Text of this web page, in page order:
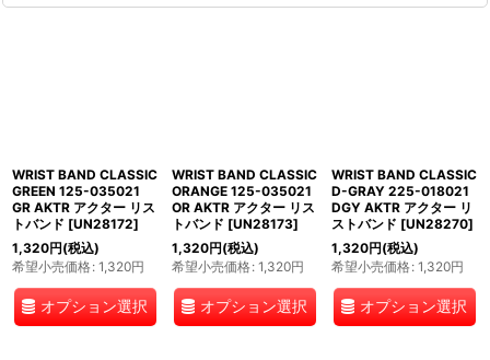
WRIST BAND CLASSIC
GREEN 125-035021
GR AKTR アクター リス
トバンド [UN28172]
1,320円(税込)
希望小売価格: 1,320円
オプション選択
WRIST BAND CLASSIC
ORANGE 125-035021
OR AKTR アクター リス
トバンド [UN28173]
1,320円(税込)
希望小売価格: 1,320円
オプション選択
WRIST BAND CLASSIC
D-GRAY 225-018021
DGY AKTR アクター リ
ストバンド [UN28270]
1,320円(税込)
希望小売価格: 1,320円
オプション選択